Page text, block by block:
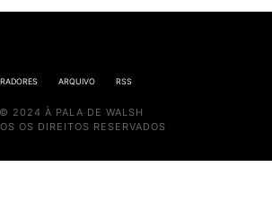
ARQUIVO RSS
© 2024 À PALA DE WALSH
OS DIREITOS RESERVADOS